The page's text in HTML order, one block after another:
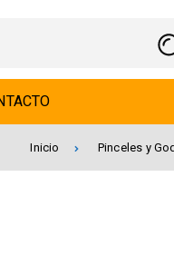
Inicio Pinceles y